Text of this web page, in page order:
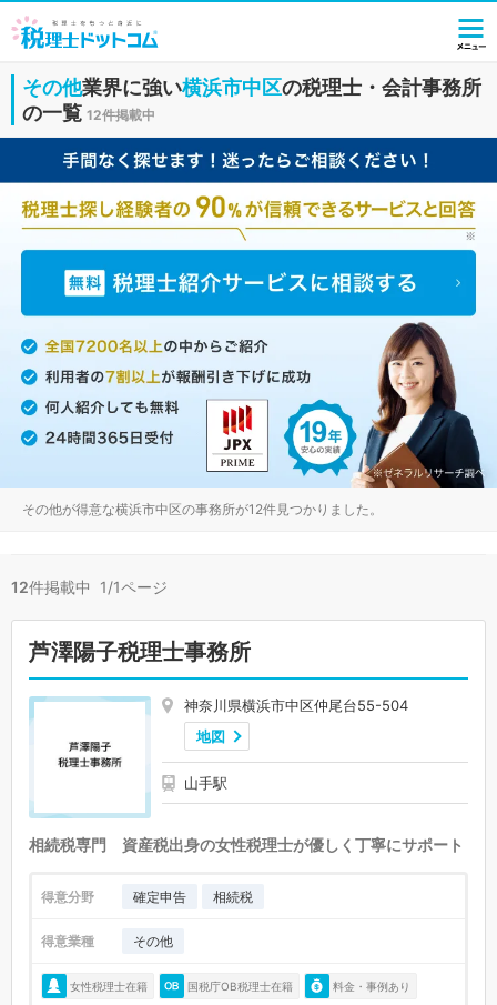
その他業界に強い横浜市中区の税理士・会計事務所
の一覧 12件掲載中
その他が得意な横浜市中区の事務所が12件見つかりました。
12件掲載中 1/1ページ
芦澤陽子税理士事務所
神奈川県横浜市中区仲尾台55-504
地図
山手駅
相続税専門 資産税出身の女性税理士が優しく丁寧にサポート
得意分野 確定申告 相続税
得意業種 その他
女性税理士在籍 国税庁OB税理士在籍 料金・事例あり